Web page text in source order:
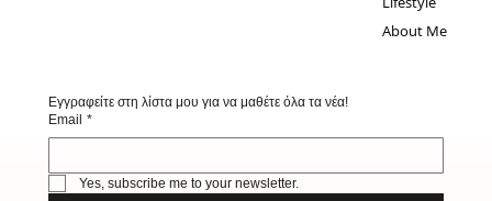
About Me
Εγγραφείτε στη λίστα μου για να μαθέτε όλα τα νέα!
Email *
Yes, subscribe me to your newsletter.